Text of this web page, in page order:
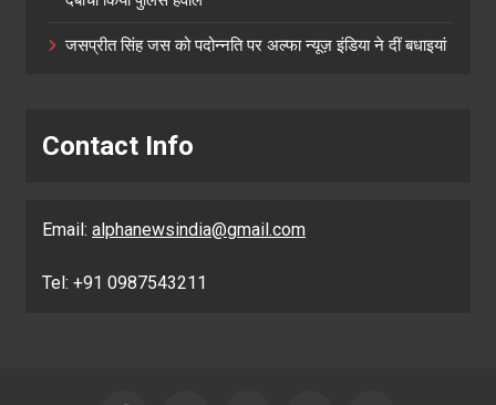
जसप्रीत सिंह जस को पदोन्नति पर अल्फा न्यूज़ इंडिया ने दीं बधाइयां
Contact Info
Email: alphanewsindia@gmail.com
Tel: +91 0987543211